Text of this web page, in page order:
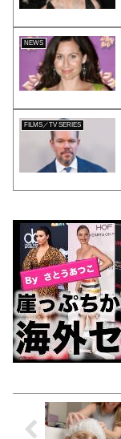
NEWS
FILMS／TV SERIES